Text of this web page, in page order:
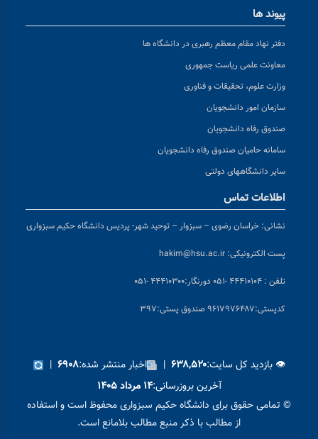
پیوند ها
دفتر نهاد مقام معظم رهبری در دانشگاه ها
معاونت علمی ریاست جمهوری
وزارت علوم، تحقیقات و فناوری
سازمان امور دانشجویان
صندوق رفاه دانشجویان
سامانه حامیان صندوق رفاه دانشجویان
سایر دانشگاههای دولتی
اطلاعات تماس
نشانی: خراسان رضوی – سبزوار – توحید شهر- پردیس دانشگاه حکیم سبزواری
پست الکترونیکی: hakim@hsu.ac.ir
تلفن : ۴۴۴۱۰۱۰۴ -۰۵۱ دورنگار:۴۴۴۱۰۳۰۰ -۰۵۱
کدپستی:۹۶۱۷۹۷۶۴۸۷ صندوق پستی:۳۹۷
👁 بازدید کل سایت:۶۳۸,۵۲۰ | اخبار منتشر شده:۶۹۰۸ |
آخرین بروزرسانی:۱۴ مرداد ۱۴۰۵
© تمامی حقوق برای دانشگاه حکیم سبزواری محفوظ است و استفاده
از مطالب با ذکر منبع مطالب بلامانع است.